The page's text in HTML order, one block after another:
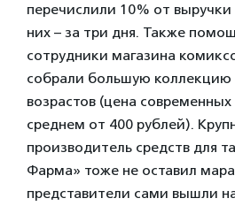
перечислили 10% от выручки
них – за три дня. Также
сотрудники магазина
собрали большую коллекцию
возрастов (цена
среднем от 400 рублей).
производитель средств для
Фарма» тоже не оставил
представители сами вышли